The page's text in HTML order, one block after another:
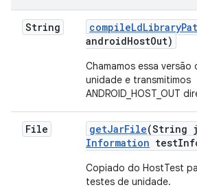
String compileLdLibrary
androidHostOut)
Chamamos essa
unidade e transmitimos
ANDROID_HOST_OUT
File getJarFile(String
Information test
Copiado do HostTest
testes de unidade.